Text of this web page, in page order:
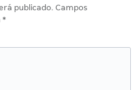
publicado. Campos
*